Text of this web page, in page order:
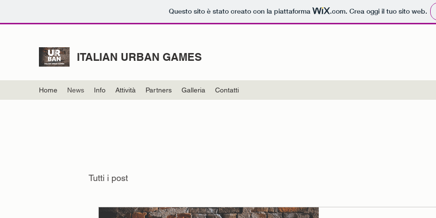
Questo sito è stato creato con la piattaforma .com. Crea oggi il tuo sito web.
ITALIAN URBAN GAMES
Home News Info Attività Partners Galleria Contatti
Tutti i post